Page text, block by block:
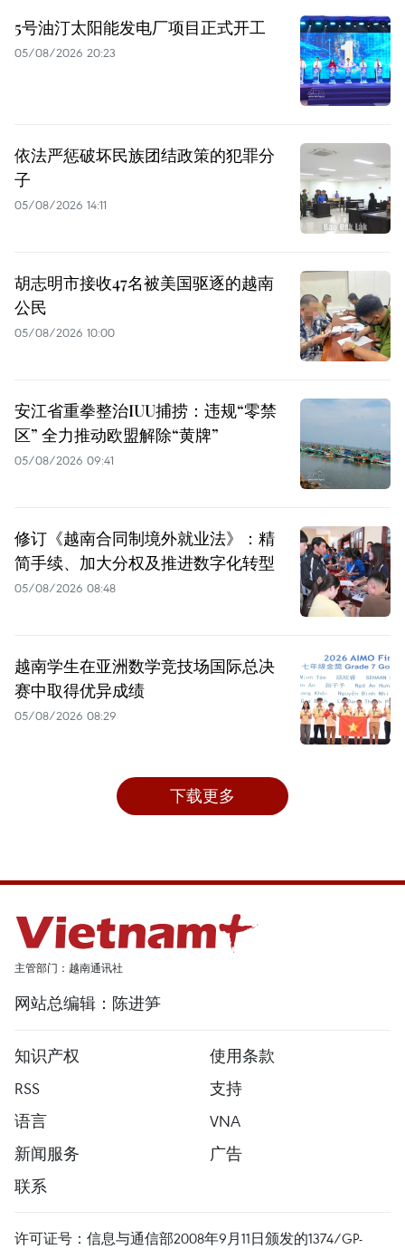
5号油汀太阳能发电厂项目正式开工
05/08/2026 20:23
依法严惩破坏民族团结政策的犯罪分
子
05/08/2026 14:11
胡志明市接收47名被美国驱逐的越南
公民
05/08/2026 10:00
安江省重拳整治IUU捕捞：违规“零禁
区” 全力推动欧盟解除“黄牌”
05/08/2026 09:41
修订《越南合同制境外就业法》：精
简手续、加大分权及推进数字化转型
05/08/2026 08:48
越南学生在亚洲数学竞技场国际总决
赛中取得优异成绩
05/08/2026 08:29
下载更多
主管部门：越南通讯社
网站总编辑：陈进笋
知识产权
使用条款
RSS
支持
语言
VNA
新闻服务
广告
联系
许可证号：信息与通信部2008年9月11日颁发的1374/GP-